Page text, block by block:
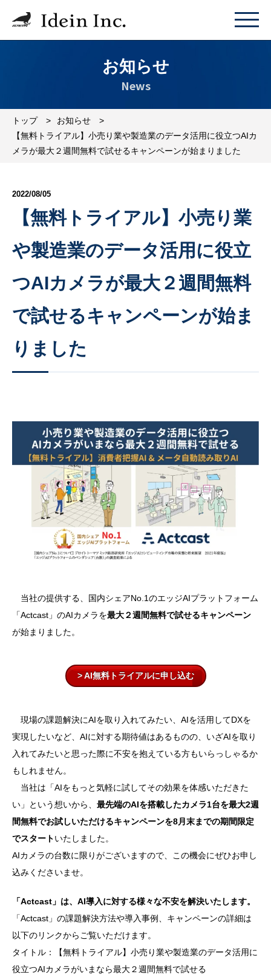
お知らせ
News
トップ
お知らせ
【無料トライアル】⼩売り業や製造業のデータ活⽤に役⽴つAIカ
メラが最⼤２週間無料で試せるキャンペーンが始まりました
2022/08/05
【無料トライアル】⼩売り業
や製造業のデータ活⽤に役⽴
つAIカメラが最⼤２週間無料
で試せるキャンペーンが始ま
りました
当社の提供する、国内シェアNo.1のエッジAIプラットフォーム
「Actcast」のAIカメラを最⼤２週間無料で試せるキャンペーン
が始まりました。
> AI無料トライアルに申し込む
現場の課題解決にAIを取り入れてみたい、AIを活用してDXを
実現したいなど、AIに対する期待値はあるものの、いざAIを取り
入れてみたいと思った際に不安を抱えている方もいらっしゃるか
もしれません。
当社は「AIをもっと気軽に試してその効果を体感いただきた
い」という想いから、 最先端のAIを搭載したカメラ1台を最大2週
間無料でお試しいただけるキャンペーンを8月末までの期間限定
でスタートいたしました。
AIカメラの台数に限りがございますので、この機会にぜひお申し
込みくださいませ。
「Actcast」は、AI導入に対する様々な不安を解決いたします。
「Actcast」の課題解決方法や導入事例、キャンペーンの詳細は
以下のリンクからご覧いただけます。
タイトル：【無料トライアル】⼩売り業や製造業のデータ活⽤に
役⽴つAIカメラがいまなら最⼤２週間無料で試せる